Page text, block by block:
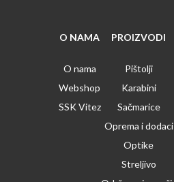
O NAMA
O nama
Webshop
SSK Vitez
PROIZVODI
Pištolji
Karabini
Sačmarice
Oprema i dodaci
Optike
Streljivo